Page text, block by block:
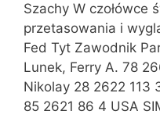
Szachy W czołówce
przetasowania i
Fed Tyt Zawodnik
Lunek, Ferry A. 78
Nikolay 28 2622 113
85 2621 86 4 USA